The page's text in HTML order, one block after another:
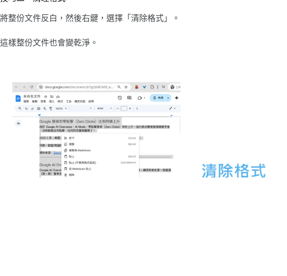
將整份文件反白，然後右鍵，選擇「清除格式」。
這樣整份文件也會變乾淨。